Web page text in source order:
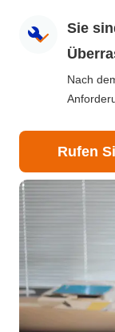
Sie
Nach
Rufen